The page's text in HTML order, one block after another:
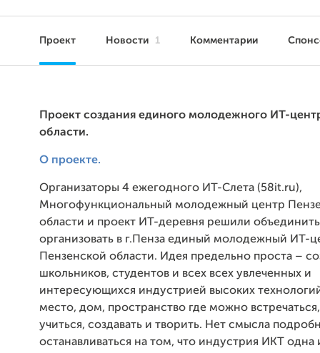
Проект Новости 1 Комментарии
Проект создания единого молодежного ИТ-
области.
О проекте.
Организаторы 4 ежегодного ИТ-Слета (58it.ru),
Многофункциональный молодежный центр
области и проект ИТ-деревня решили
организовать в г.Пенза единый молодежный ИТ-
Пензенской области. Идея предельно проста –
школьников, студентов и всех всех увлеченных и
интересующихся индустрией высоких
место, дом, пространство где можно
учиться, создавать и творить. Нет смысла
останавливаться на том, что индустрия ИКТ одна